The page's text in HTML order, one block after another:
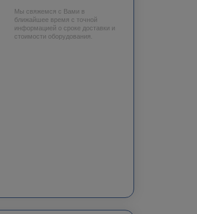
Мы свяжемся с Вами в
ближайшее время с точной
информацией о сроке доставки и
стоимости оборудования.